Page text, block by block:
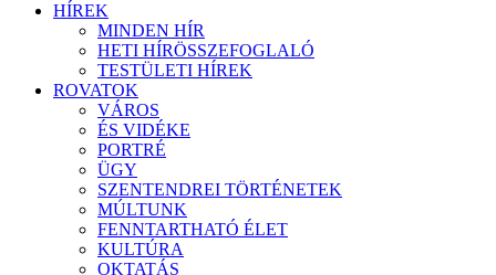
HÍREK
MINDEN HÍR
HETI HÍRÖSSZEFOGLALÓ
TESTÜLETI HÍREK
ROVATOK
VÁROS
ÉS VIDÉKE
PORTRÉ
ÜGY
SZENTENDREI TÖRTÉNETEK
MÚLTUNK
FENNTARTHATÓ ÉLET
KULTÚRA
OKTATÁS